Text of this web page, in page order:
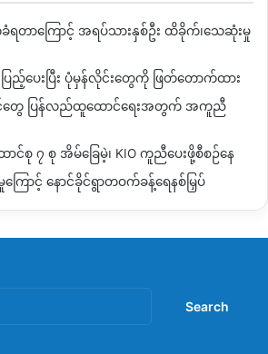
တာကြောင့် အရပ်သားနှစ်ဦး ထိခိုက်၊သေဆုံးမှု
ည့်ပေးပြီး ပုံမှန်လိုင်းတွေကို ဖြတ်တောက်ထား
ာင်တွေ ပြန်လည်ထူထောင်ရေးအတွက် အကူညီ
င်စု ၇ စု အိမ်ခြေမဲ့၊ KIO ကူညီပေးဖို့စီစဉ်နေ
ြောင့် နောင်ခိုင်ရွာတဝက်ခန့်ရေနစ်မြှပ်